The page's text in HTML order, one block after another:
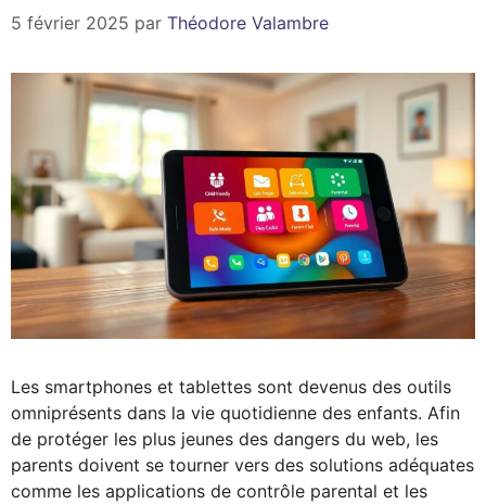
5 février 2025 par Théodore Valambre
Les smartphones et tablettes sont devenus des outils
omniprésents dans la vie quotidienne des enfants. Afin
de protéger les plus jeunes des dangers du web, les
parents doivent se tourner vers des solutions adéquates
comme les applications de contrôle parental et les